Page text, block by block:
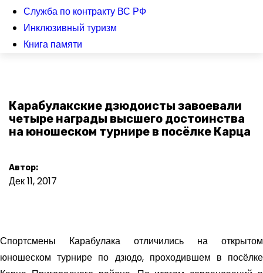
Служба по контракту ВС РФ
Инклюзивный туризм
Книга памяти
Карабулакские дзюдоисты завоевали
четыре награды высшего достоинства
на юношеском турнире в посёлке Карца
Автор:
Дек 11, 2017
Спортсмены Карабулака отличились на открытом
юношеском турнире по дзюдо, проходившем в посёлке